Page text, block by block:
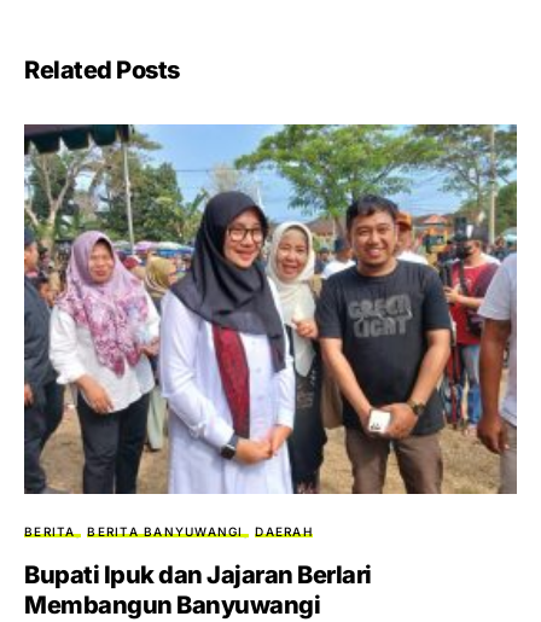
Related Posts
BERITA BERITA BANYUWANGI DAERAH
Bupati Ipuk dan Jajaran Berlari
Membangun Banyuwangi